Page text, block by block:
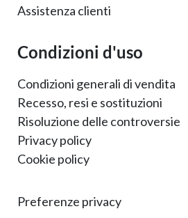
Assistenza clienti
Condizioni d'uso
Condizioni generali di vendita
Recesso, resi e sostituzioni
Risoluzione delle controversie
Privacy policy
Cookie policy
Preferenze privacy